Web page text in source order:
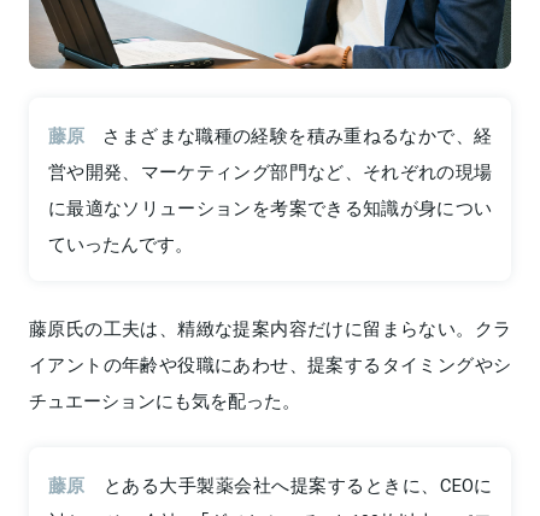
藤原
さまざまな職種の経験を積み重ねるなかで、経
営や開発、マーケティング部門など、それぞれの現場
に最適なソリューションを考案できる知識が身につい
ていったんです。
藤原氏の工夫は、精緻な提案内容だけに留まらない。クラ
イアントの年齢や役職にあわせ、提案するタイミングやシ
チュエーションにも気を配った。
藤原
とある大手製薬会社へ提案するときに、CEOに